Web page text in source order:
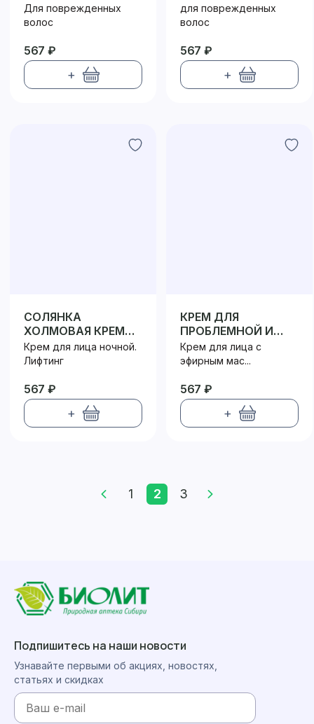
Для поврежденных
волос
567 ₽
+
для поврежденных
волос
567 ₽
+
СОЛЯНКА
ХОЛМОВАЯ КРЕМ
ДЛЯ ЛИЦА НОЧНОЙ
Крем для лица ночной.
Лифтинг
567 ₽
+
КРЕМ ДЛЯ
ПРОБЛЕМНОЙ И
КОМБИНИРОВАННОЙ
КОЖИ
Крем для лица с
эфирным мас...
567 ₽
+
1 2 3
Подпишитесь на наши новости
Узнавайте первыми об акциях, новостях,
статьях и скидках